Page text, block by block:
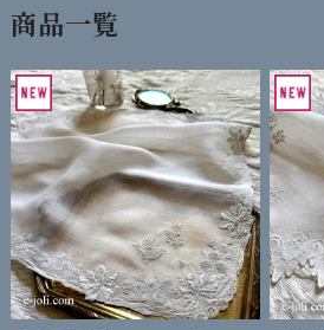
商品一覧